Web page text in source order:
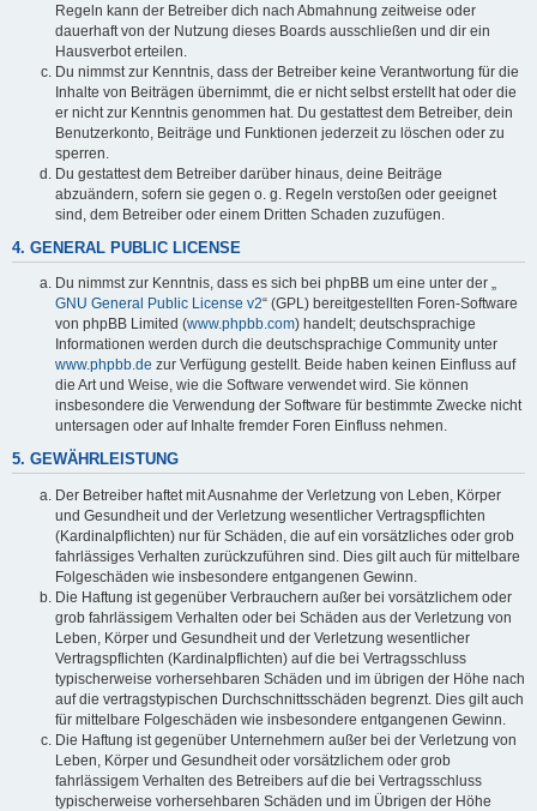
Regeln kann der Betreiber dich nach Abmahnung zeitweise oder
dauerhaft von der Nutzung dieses Boards ausschließen und dir ein
Hausverbot erteilen.
Du nimmst zur Kenntnis, dass der Betreiber keine Verantwortung für die
Inhalte von Beiträgen übernimmt, die er nicht selbst erstellt hat oder die
er nicht zur Kenntnis genommen hat. Du gestattest dem Betreiber, dein
Benutzerkonto, Beiträge und Funktionen jederzeit zu löschen oder zu
sperren.
Du gestattest dem Betreiber darüber hinaus, deine Beiträge
abzuändern, sofern sie gegen o. g. Regeln verstoßen oder geeignet
sind, dem Betreiber oder einem Dritten Schaden zuzufügen.
4. GENERAL PUBLIC LICENSE
Du nimmst zur Kenntnis, dass es sich bei phpBB um eine unter der „
GNU General Public License v2“ (GPL) bereitgestellten Foren-Software
von phpBB Limited (www.phpbb.com) handelt; deutschsprachige
Informationen werden durch die deutschsprachige Community unter
www.phpbb.de zur Verfügung gestellt. Beide haben keinen Einfluss auf
die Art und Weise, wie die Software verwendet wird. Sie können
insbesondere die Verwendung der Software für bestimmte Zwecke nicht
untersagen oder auf Inhalte fremder Foren Einfluss nehmen.
5. GEWÄHRLEISTUNG
Der Betreiber haftet mit Ausnahme der Verletzung von Leben, Körper
und Gesundheit und der Verletzung wesentlicher Vertragspflichten
(Kardinalpflichten) nur für Schäden, die auf ein vorsätzliches oder grob
fahrlässiges Verhalten zurückzuführen sind. Dies gilt auch für mittelbare
Folgeschäden wie insbesondere entgangenen Gewinn.
Die Haftung ist gegenüber Verbrauchern außer bei vorsätzlichem oder
grob fahrlässigem Verhalten oder bei Schäden aus der Verletzung von
Leben, Körper und Gesundheit und der Verletzung wesentlicher
Vertragspflichten (Kardinalpflichten) auf die bei Vertragsschluss
typischerweise vorhersehbaren Schäden und im übrigen der Höhe nach
auf die vertragstypischen Durchschnittsschäden begrenzt. Dies gilt auch
für mittelbare Folgeschäden wie insbesondere entgangenen Gewinn.
Die Haftung ist gegenüber Unternehmern außer bei der Verletzung von
Leben, Körper und Gesundheit oder vorsätzlichem oder grob
fahrlässigem Verhalten des Betreibers auf die bei Vertragsschluss
typischerweise vorhersehbaren Schäden und im Übrigen der Höhe